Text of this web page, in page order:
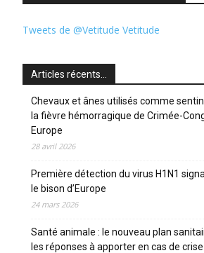
Tweets de @Vetitude Vetitude
Articles récents…
Chevaux et ânes utilisés comme
la fièvre hémorragique de Crimée-
Europe
28 avril 2026
Première détection du virus H1N1
le bison d’Europe
24 mars 2026
Santé animale : le nouveau plan
les réponses à apporter en cas de crise